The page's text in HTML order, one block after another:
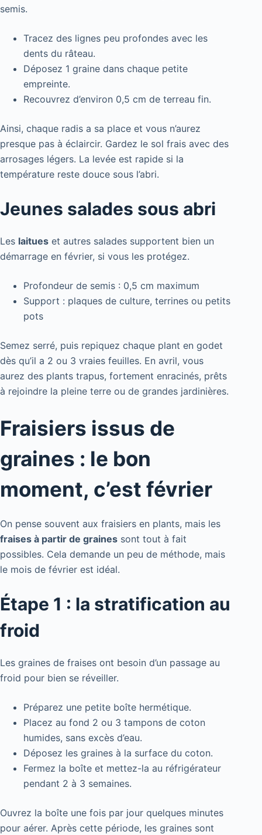
semis.
Tracez des lignes peu profondes avec les
dents du râteau.
Déposez 1 graine dans chaque petite
empreinte.
Recouvrez d’environ 0,5 cm de terreau fin.
Ainsi, chaque radis a sa place et vous n’aurez
presque pas à éclaircir. Gardez le sol frais avec des
arrosages légers. La levée est rapide si la
température reste douce sous l’abri.
Jeunes salades sous abri
Les laitues et autres salades supportent bien un
démarrage en février, si vous les protégez.
Profondeur de semis : 0,5 cm maximum
Support : plaques de culture, terrines ou petits
pots
Semez serré, puis repiquez chaque plant en godet
dès qu’il a 2 ou 3 vraies feuilles. En avril, vous
aurez des plants trapus, fortement enracinés, prêts
à rejoindre la pleine terre ou de grandes jardinières.
Fraisiers issus de
graines : le bon
moment, c’est février
On pense souvent aux fraisiers en plants, mais les
fraises à partir de graines sont tout à fait
possibles. Cela demande un peu de méthode, mais
le mois de février est idéal.
Étape 1 : la stratification au
froid
Les graines de fraises ont besoin d’un passage au
froid pour bien se réveiller.
Préparez une petite boîte hermétique.
Placez au fond 2 ou 3 tampons de coton
humides, sans excès d’eau.
Déposez les graines à la surface du coton.
Fermez la boîte et mettez-la au réfrigérateur
pendant 2 à 3 semaines.
Ouvrez la boîte une fois par jour quelques minutes
pour aérer. Après cette période, les graines sont